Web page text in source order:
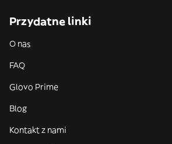
Przydatne linki
O nas
FAQ
Glovo Prime
Blog
Kontakt z nami